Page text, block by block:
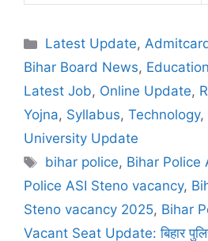
Latest Update,
Bihar Board News, Education
Latest Job, Online Update,
Yojna, Syllabus, Technology,
University Update
bihar police, Bihar Police
Police ASI Steno vacancy,
Steno vacancy 2025, Bihar
Vacant Seat Update: बिहार